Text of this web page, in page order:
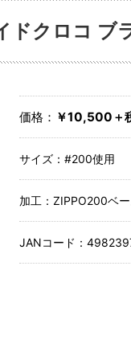
ドクロコ ブ
価格： ￥10,500＋
サイズ： #200使用
加工： ZIPPO200ベ
JANコード：